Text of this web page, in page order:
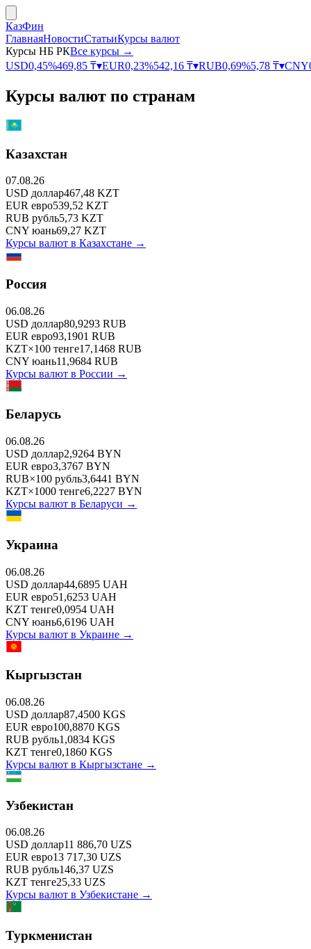
КазФин
ГлавнаяНовостиСтатьиКурсы валют
Курсы НБ РКВсе курсы →
USD0,45%469,85 ₸▾EUR0,23%542,16 ₸▾RUB0,69%5,78 ₸▾CNY
Курсы валют по странам
Казахстан
07.08.26
USD доллар467,48 KZT
EUR евро539,52 KZT
RUB рубль5,73 KZT
CNY юань69,27 KZT
Курсы валют в Казахстане →
Россия
06.08.26
USD доллар80,9293 RUB
EUR евро93,1901 RUB
KZT×100 тенге17,1468 RUB
CNY юань11,9684 RUB
Курсы валют в России →
Беларусь
06.08.26
USD доллар2,9264 BYN
EUR евро3,3767 BYN
RUB×100 рубль3,6441 BYN
KZT×1000 тенге6,2227 BYN
Курсы валют в Беларуси →
Украина
06.08.26
USD доллар44,6895 UAH
EUR евро51,6253 UAH
KZT тенге0,0954 UAH
CNY юань6,6196 UAH
Курсы валют в Украине →
Кыргызстан
06.08.26
USD доллар87,4500 KGS
EUR евро100,8870 KGS
RUB рубль1,0834 KGS
KZT тенге0,1860 KGS
Курсы валют в Кыргызстане →
Узбекистан
06.08.26
USD доллар11 886,70 UZS
EUR евро13 717,30 UZS
RUB рубль146,37 UZS
KZT тенге25,33 UZS
Курсы валют в Узбекистане →
Туркменистан